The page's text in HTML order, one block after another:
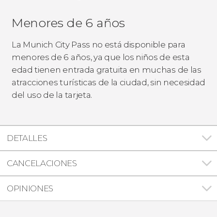
Menores de 6 años
La Munich City Pass no está disponible para
menores de 6 años, ya que los niños de esta
edad tienen entrada gratuita en muchas de las
atracciones turísticas de la ciudad, sin necesidad
del uso de la tarjeta.
DETALLES
CANCELACIONES
OPINIONES